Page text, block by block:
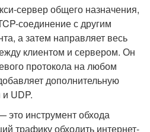
сервер общего назначения,
соединение с другим
а затем направляет весь
клиентом и сервером. Он
протокола на любом
дополнительную
UDP.
это инструмент обхода
трафику обходить интернет-